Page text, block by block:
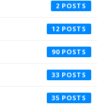
2
12
90
33
35